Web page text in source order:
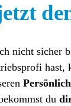
nicht sicher
hast,
du